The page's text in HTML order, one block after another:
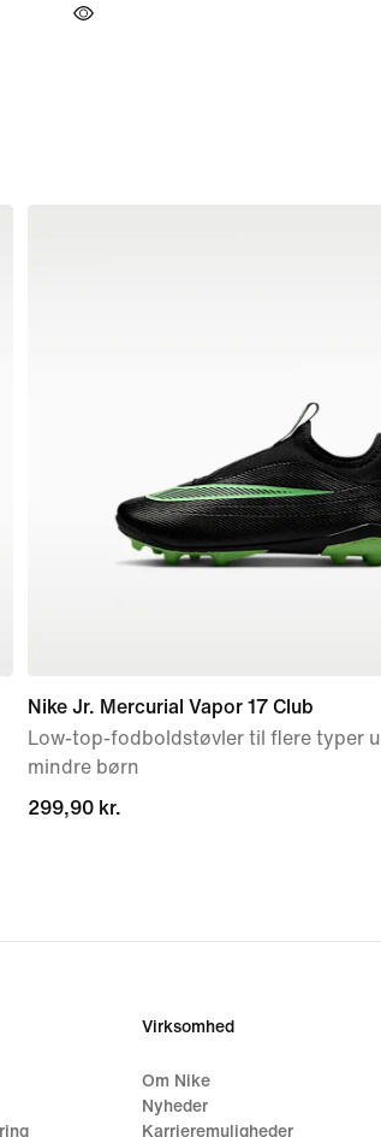
Nike Jr. Mercurial Vapor 17 Club
Low-top-fodboldstøvler til flere typer
mindre børn
299,90 kr.
299,90 kr.
Virksomhed
Om Nike
Nyheder
Karrieremuligheder